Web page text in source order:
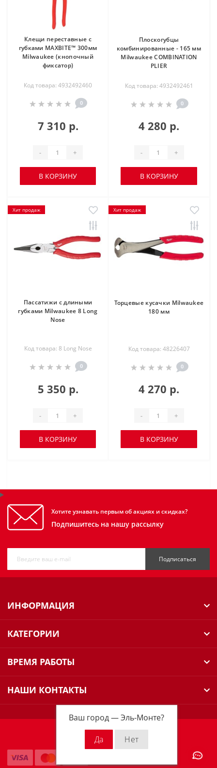
Ваш город —Эль-Монте?
Клещи переставные с
губками MAXBITE™ 300мм
Milwaukee (кнопочный
фиксатор)
Код товара: 4932492460
0
7 310 р.
- +
В КОРЗИНУ
Плоскогубцы
комбинированные - 165 мм
Milwaukee COMBINATION
PLIER
Код товара: 4932492461
0
4 280 р.
- +
В КОРЗИНУ
Хит продаж
Пассатижи с длиными
губками Milwaukee 8 Long
Nose
Код товара: 8 Long Nose
0
5 350 р.
- +
В КОРЗИНУ
Хит продаж
Торцевые кусачки Milwaukee
180 мм
Код товара: 48226407
0
4 270 р.
- +
В КОРЗИНУ
Хотите узнавать первым об акциях и скидках?
Подпишитесь на нашу рассылку
Подписаться
ИНФОРМАЦИЯ
КАТЕГОРИИ
ВРЕМЯ РАБОТЫ
НАШИ КОНТАКТЫ
Milwaukee Russia © 2026